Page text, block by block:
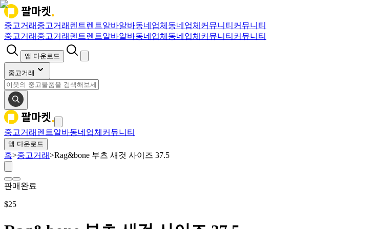
중고거래 중고거래 렌트렌트알바알바동네업체 동네업체 커뮤니티 커뮤니티
중고거래 중고거래 렌트렌트알바알바동네업체 동네업체 커뮤니티 커뮤니티
앱 다운로드
중고거래
중고거래 렌트알바동네업체 커뮤니티
앱 다운로드
홈>중고거래>Rag&bone 부츠 새것 사이즈 37.5
판매완료
$25